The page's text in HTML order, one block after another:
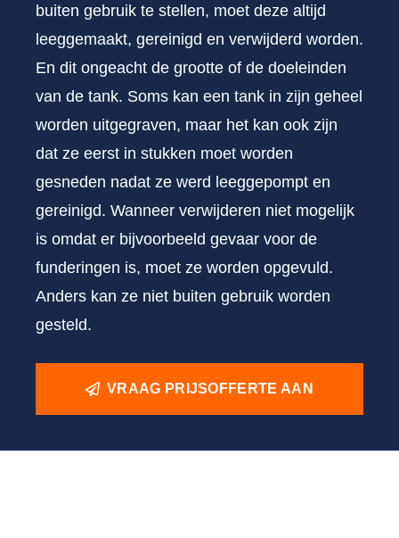
buiten gebruik te stellen, moet deze altijd
leeggemaakt, gereinigd en verwijderd worden.
En dit ongeacht de grootte of de doeleinden
van de tank. Soms kan een tank in zijn geheel
worden uitgegraven, maar het kan ook zijn
dat ze eerst in stukken moet worden
gesneden nadat ze werd leeggepompt en
gereinigd. Wanneer verwijderen niet mogelijk
is omdat er bijvoorbeeld gevaar voor de
funderingen is, moet ze worden opgevuld.
Anders kan ze niet buiten gebruik worden
gesteld.
VRAAG PRIJSOFFERTE AAN